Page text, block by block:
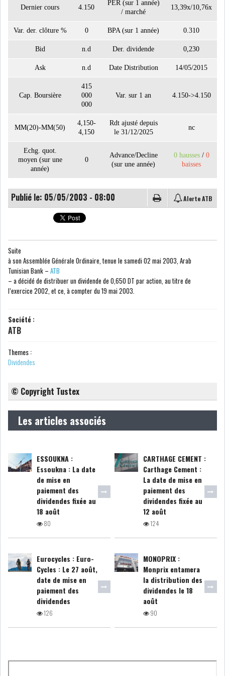
LE CMF ET LA BANQUE DE
L’ATB RENFORCE SON
ENGAGEMENT AUPRÈS DES...
RSS
FICHES SOCIÉTÉS
ANALYSE QUOTIDIENNE
HISTORIQUE DES ZOOMS
HISTORIQUE ANALYSES HEBDOMADAIRES
GRAPHIQUE TUNINDEX
GRAPHIQUE DU TUNINDEX
RSS ANALYSES QUOTIDIENNES
RSS ANALYSES HEBDOMADAIRES
RSS ZOOMS
SECTEURS
Dernier cours 4.150
PER (sur 1 année)
/ marché
13,39x/10,76x
Var. der. clôture % 0 BPA (sur 1 année) 0.310
Bid n.d Der. dividende 0,230
Ask n.d Date Distribution 14/05/2015
Cap. Boursière
415
000
000
Var. sur 1 an 4.150->4.150
MM(20)-MM(50)
4,150-
4,150
Rdt ajusté depuis
le 31/12/2025
nc
Echg. quot.
moyen (sur une
année)
0
Advance/Decline
(sur une année)
0 hausses/ 0
baisses
Publié le: 05/05/2003 - 08:00 Alerte ATB
Suite
à son Assemblée Générale Ordinaire, tenue le samedi 02 mai 2003, Arab
Tunisian Bank – ATB
– a décidé de distribuer un dividende de 0,650 DT par action, au titre de
l’exercice 2002, et ce, à compter du 19 mai 2003.
Société :
ATB
Themes :
Dividendes
© Copyright Tustex
Les articles associés
ESSOUKNA :
Essoukna : La date
de mise en
paiement des
dividendes fixée au
18 août
80
CARTHAGE CEMENT :
Carthage Cement :
La date de mise en
paiement des
dividendes fixée au
12 août
124
Eurocycles : Euro-
Cycles : Le 27 août,
date de mise en
paiement des
dividendes
126
MONOPRIX :
Monprix entamera
la distribution des
dividendes le 18
août
90